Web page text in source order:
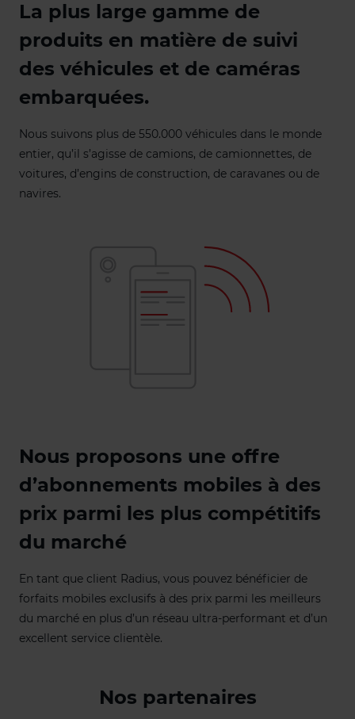
La plus large gamme de
produits en matière de suivi
des véhicules et de caméras
embarquées.
Nous suivons plus de 550.000 véhicules dans le monde
entier, qu’il s’agisse de camions, de camionnettes, de
voitures, d’engins de construction, de caravanes ou de
navires.
Nous proposons une offre
d’abonnements mobiles à des
prix parmi les plus compétitifs
du marché
En tant que client Radius, vous pouvez bénéficier de
forfaits mobiles exclusifs à des prix parmi les meilleurs
du marché en plus d’un réseau ultra-performant et d’un
excellent service clientèle.
Nos partenaires